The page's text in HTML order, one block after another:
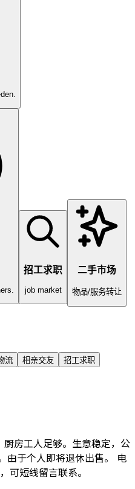
招工求职
job market
二手市场
物品/服务转让
流 相亲交友
招工求职
房工人足够。生意稳定，公
由于个人即将退休出售。 电
可短线留言联系。